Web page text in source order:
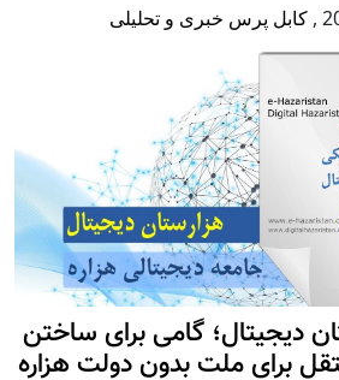
, کابل پرس خبری و تحلیلی
دیجیتال؛ گامی برای ساختن
برای ملت بدون دولت هزاره